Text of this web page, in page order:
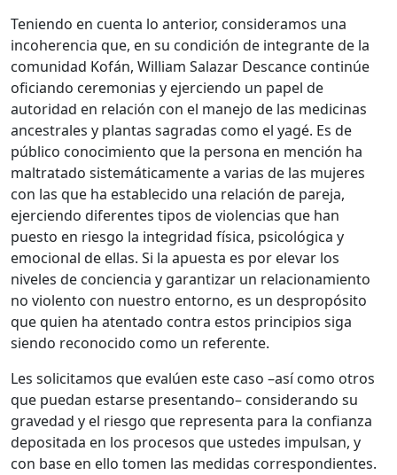
Teniendo en cuenta lo anterior, consideramos una
incoherencia que, en su condición de integrante de la
comunidad Kofán, William Salazar Descance continúe
oficiando ceremonias y ejerciendo un papel de
autoridad en relación con el manejo de las medicinas
ancestrales y plantas sagradas como el yagé. Es de
público conocimiento que la persona en mención ha
maltratado sistemáticamente a varias de las mujeres
con las que ha establecido una relación de pareja,
ejerciendo diferentes tipos de violencias que han
puesto en riesgo la integridad física, psicológica y
emocional de ellas. Si la apuesta es por elevar los
niveles de conciencia y garantizar un relacionamiento
no violento con nuestro entorno, es un despropósito
que quien ha atentado contra estos principios siga
siendo reconocido como un referente.
Les solicitamos que evalúen este caso –así como otros
que puedan estarse presentando– considerando su
gravedad y el riesgo que representa para la confianza
depositada en los procesos que ustedes impulsan, y
con base en ello tomen las medidas correspondientes.